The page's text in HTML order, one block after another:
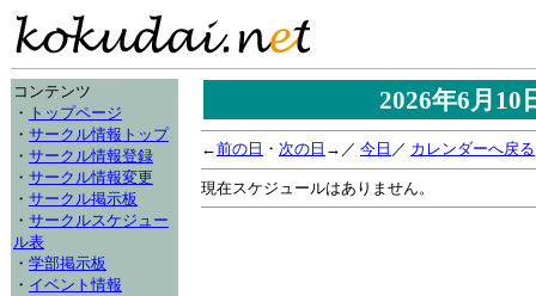
コンテンツ
・ トップページ
・ サークル情報トップ
・ サークル情報登録
・ サークル情報変更
・ サークル掲示板
・ サークルスケジュー
ル表
・ 学部掲示板
・ イベント情報
2026年6月
←前の日 ・ 次の日 →／ 今日 ／ カレンダーへ戻る
現在スケジュールはありません。